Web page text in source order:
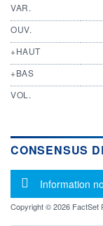
VAR.
OUV.
+HAUT
+BAS
VOL.
CONSENSUS
Message
Information
Copyright © 2026 FactSet